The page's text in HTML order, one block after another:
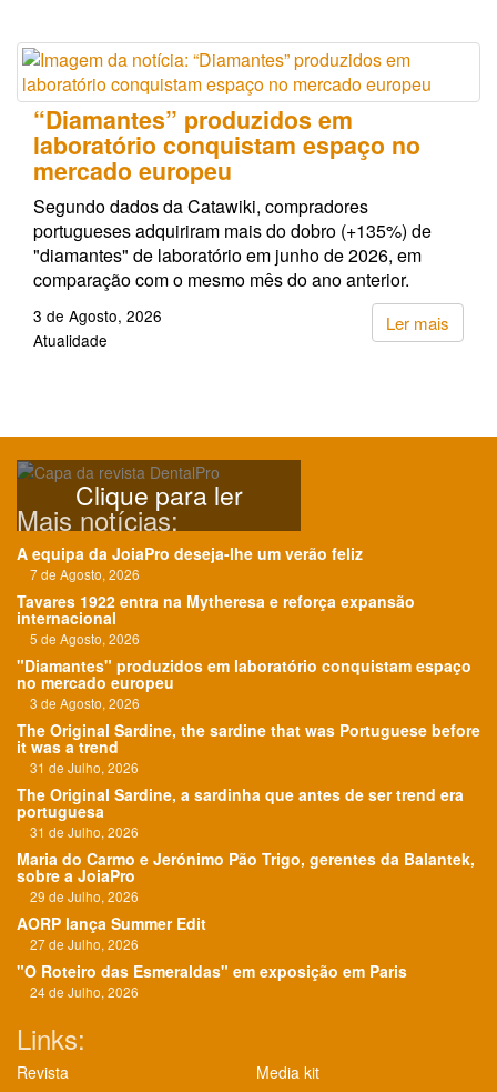
“Diamantes” produzidos em
laboratório conquistam espaço no
mercado europeu
Segundo dados da Catawiki, compradores
portugueses adquiriram mais do dobro (+135%) de
"diamantes" de laboratório em junho de 2026, em
comparação com o mesmo mês do ano anterior.
Ler mais
3 de Agosto, 2026
Atualidade
Clique para ler
Mais notícias:
A equipa da JoiaPro deseja-lhe um verão feliz
7 de Agosto, 2026
Tavares 1922 entra na Mytheresa e reforça expansão
internacional
5 de Agosto, 2026
"Diamantes" produzidos em laboratório conquistam espaço
no mercado europeu
3 de Agosto, 2026
The Original Sardine, the sardine that was Portuguese before
it was a trend
31 de Julho, 2026
The Original Sardine, a sardinha que antes de ser trend era
portuguesa
31 de Julho, 2026
Maria do Carmo e Jerónimo Pão Trigo, gerentes da Balantek,
sobre a JoiaPro
29 de Julho, 2026
AORP lança Summer Edit
27 de Julho, 2026
"O Roteiro das Esmeraldas" em exposição em Paris
24 de Julho, 2026
Links:
Revista Media kit